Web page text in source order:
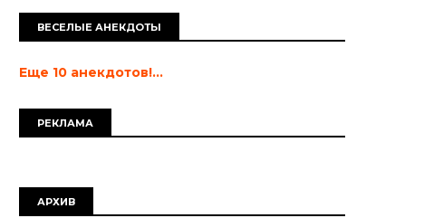
ВЕСЕЛЫЕ АНЕКДОТЫ
Еще 10 анекдотов!...
РЕКЛАМА
АРХИВ